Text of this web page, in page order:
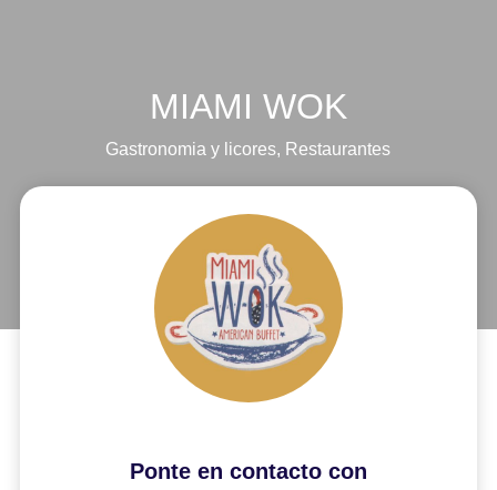
MIAMI WOK
Gastronomia y licores, Restaurantes
Ponte en contacto con